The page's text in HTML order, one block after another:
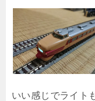
いい感じでライト